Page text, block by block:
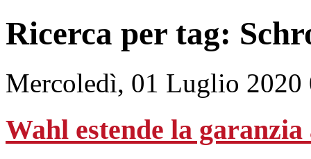
Ricerca per tag:
Mercoledì, 01 Luglio 2020
Wahl estende la garanzia